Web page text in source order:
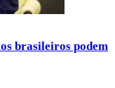
brasileiros podem